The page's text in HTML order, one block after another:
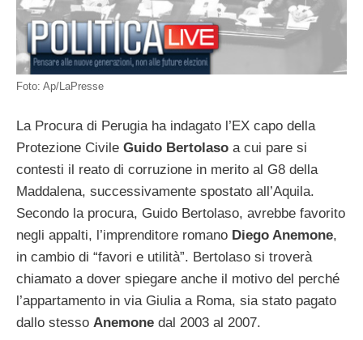
Foto: Ap/LaPresse
La Procura di Perugia ha indagato l’EX capo della
Protezione Civile Guido Bertolaso a cui pare si
contesti il reato di corruzione in merito al G8 della
Maddalena, successivamente spostato all’Aquila.
Secondo la procura, Guido Bertolaso, avrebbe favorito
negli appalti, l’imprenditore romano Diego Anemone,
in cambio di “favori e utilità”. Bertolaso si troverà
chiamato a dover spiegare anche il motivo del perché
l’appartamento in via Giulia a Roma, sia stato pagato
dallo stesso Anemone dal 2003 al 2007.